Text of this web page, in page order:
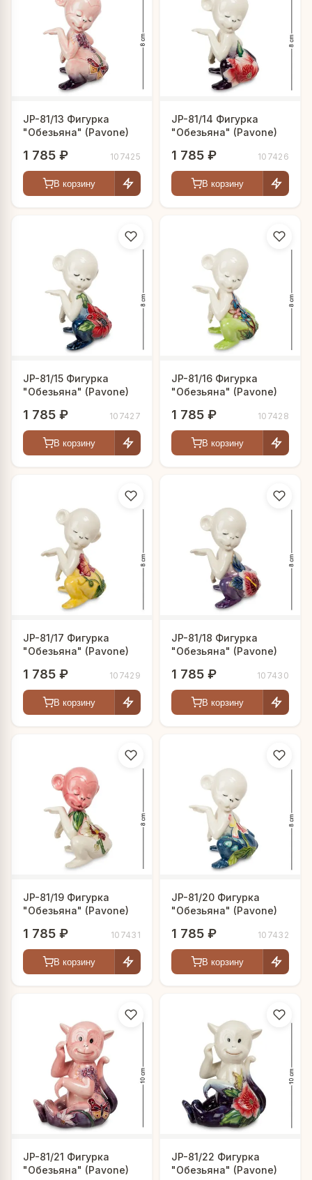
JP-81/13 Фигурка
"Обезьяна" (Pavone)
1 785 ₽ 107425
В корзину
JP-81/14 Фигурка
"Обезьяна" (Pavone)
1 785 ₽ 107426
В корзину
JP-81/15 Фигурка
"Обезьяна" (Pavone)
1 785 ₽ 107427
В корзину
JP-81/16 Фигурка
"Обезьяна" (Pavone)
1 785 ₽ 107428
В корзину
JP-81/17 Фигурка
"Обезьяна" (Pavone)
1 785 ₽ 107429
В корзину
JP-81/18 Фигурка
"Обезьяна" (Pavone)
1 785 ₽ 107430
В корзину
JP-81/19 Фигурка
"Обезьяна" (Pavone)
1 785 ₽ 107431
В корзину
JP-81/20 Фигурка
"Обезьяна" (Pavone)
1 785 ₽ 107432
В корзину
JP-81/21 Фигурка
"Обезьяна" (Pavone)
JP-81/22 Фигурка
"Обезьяна" (Pavone)